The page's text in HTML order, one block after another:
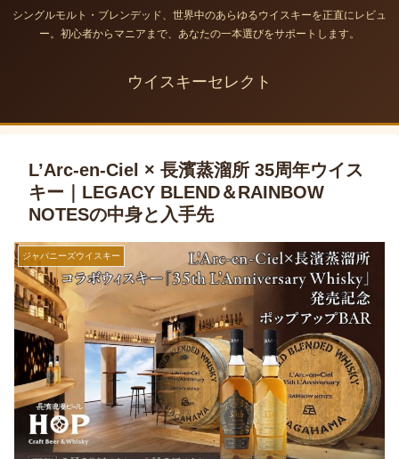
シングルモルト・ブレンデッド、世界中のあらゆるウイスキーを正直にレビュ
ー。初心者からマニアまで、あなたの一本選びをサポートします。
ウイスキーセレクト
L’Arc-en-Ciel × 長濱蒸溜所 35周年ウイス
キー｜LEGACY BLEND＆RAINBOW
NOTESの中身と入手先
ジャパニーズウイスキー